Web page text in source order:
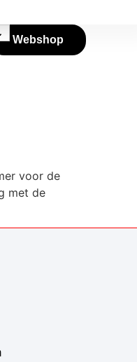
Webshop
voor de
met de